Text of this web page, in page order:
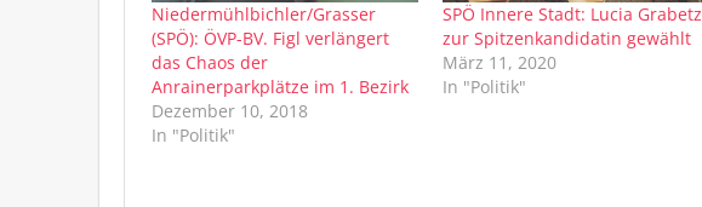
Niedermühlbichler/Grasser
(SPÖ): ÖVP-BV. Figl verlängert
das Chaos der
Anrainerparkplätze im 1. Bezirk
Dezember 10, 2018
In "Politik"
SPÖ Innere Stadt: Lucia Grabetz
zur Spitzenkandidatin gewählt
März 11, 2020
In "Politik"